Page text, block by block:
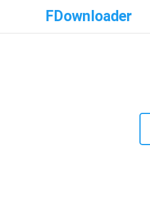
FDownloader